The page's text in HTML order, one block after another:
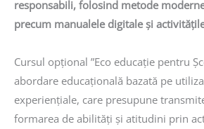
responsabili, folosind metode
precum manualele digitale și
Cursul opțional ”Eco educație pentru
abordare educațională bazată pe
experiențiale, care presupune
formarea de abilități și atitudini prin